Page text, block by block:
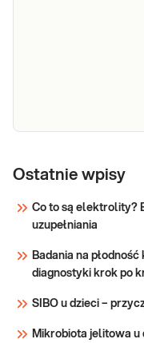
(Epstein-
IgM
Ostatnie wpisy
Co to są elektrolity?
uzupełniania
Badania na
diagnostyki krok po
SIBO u dzieci –
Mikrobiota jelitowa u